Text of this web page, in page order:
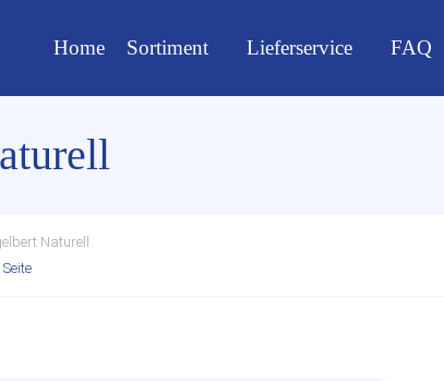
Home Sortiment Lieferservice FAQ
Naturell